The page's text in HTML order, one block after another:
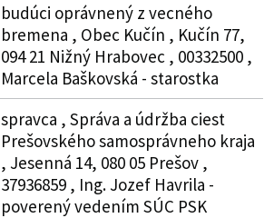
budúci oprávnený z vecného
bremena , Obec Kučín , Kučín 77,
094 21 Nižný Hrabovec , 00332500 ,
Marcela Baškovská - starostka
spravca , Správa a údržba ciest
Prešovského samosprávneho kraja
, Jesenná 14, 080 05 Prešov ,
37936859 , Ing. Jozef Havrila -
poverený vedením SÚC PSK